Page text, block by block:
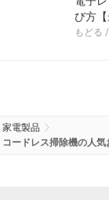
び方【
もどる
家電製品
コードレス掃除機の人